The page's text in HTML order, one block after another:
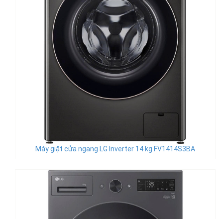
Máy giặt cửa ngang LG Inverter 14 kg FV1414S3BA